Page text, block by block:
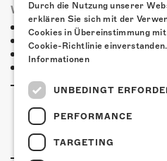
WHERE TO STAY
Jugendherberge Solothurn
Hotel Kreuz Solothurn
H4 Hotel
Durch die Nutzung unserer
erklären Sie sich mit der
Cookies in Übereinstimmung
Cookie-Richtlinie einverstanden.
Informationen
UNBEDINGT
PERFORMANCE
TARGETING